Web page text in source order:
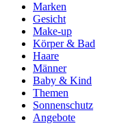
Marken
Gesicht
Make-up
Körper & Bad
Haare
Männer
Baby & Kind
Themen
Sonnenschutz
Angebote